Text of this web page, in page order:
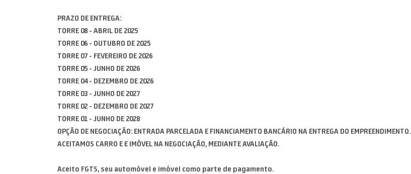
PRAZO DE ENTREGA:
TORRE 08 - ABRIL DE 2025
TORRE 06 - OUTUBRO DE 2025
TORRE 07 - FEVEREIRO DE 2026
TORRE 05 - JUNHO DE 2026
TORRE 04 - DEZEMBRO DE 2026
TORRE 03 - JUNHO DE 2027
TORRE 02 - DEZEMBRO DE 2027
TORRE 01 - JUNHO DE 2028
OPÇÃO DE NEGOCIAÇÃO: ENTRADA PARCELADA E FINANCIAMENTO BANCÁRIO NA ENTREGA DO EMPREENDIMENTO.
ACEITAMOS CARRO E E IMÓVEL NA NEGOCIAÇÃO, MEDIANTE AVALIAÇÃO.
Aceito FGTS, seu automóvel e imóvel como parte de pagamento.